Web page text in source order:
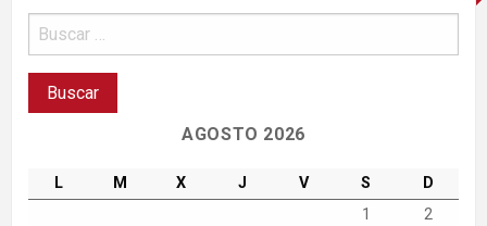
AGOSTO 2026
L M X J V S
D
1
2